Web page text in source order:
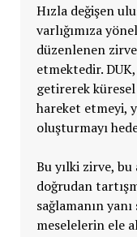
Hızla değişen
varlığımıza
düzenlenen
etmektedir.
getirerek
hareket etmeyi,
oluşturmayı
Bu yılki zirve,
doğrudan
sağlamanın
meselelerin ele